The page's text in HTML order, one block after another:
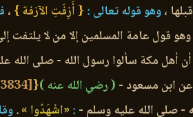
،وهو قوله تعالى : { أَزِفَتِ الآزفة } ،
قول عامة المسلمين إلا من لا يلتفت
أهل مكة سألوا رسول الله - صلى الله
ابن مسعود - ( رضي الله عنه ){
[53834]
- صلى الله عليه وسلم - : «اشْهَدُوا ».